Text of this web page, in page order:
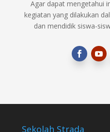
Agar dapat mengetahui
kegiatan yang dilakukan
dan mendidik siswa-
Sekolah Strada